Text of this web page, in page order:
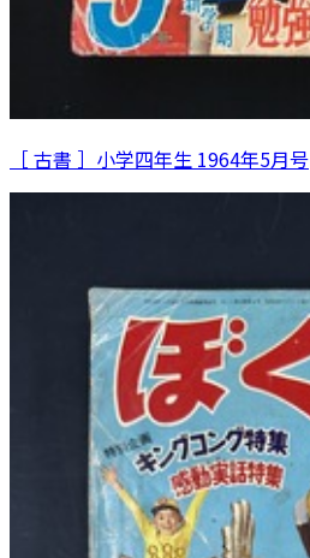
［ 古書 ］小学四年生 1964年5月号